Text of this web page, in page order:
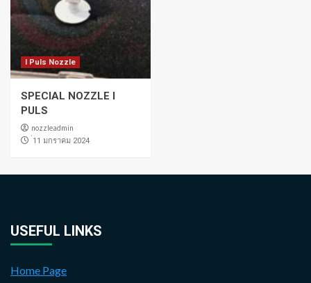
I Puls Nozzle
SPECIAL NOZZLE I
PULS
nozzleadmin
่11 มกราคม 2024
USEFUL LINKS
Home Page